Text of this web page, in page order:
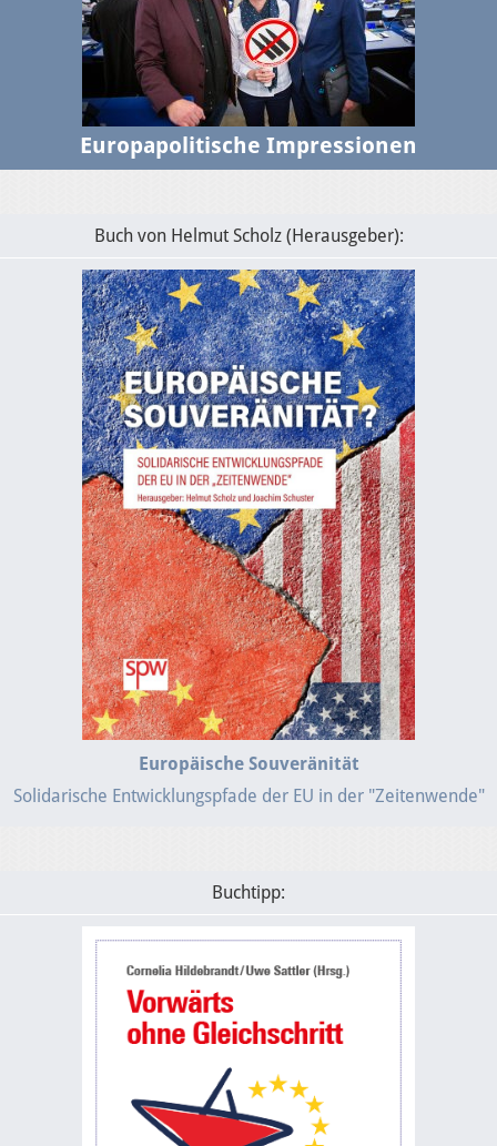
Europapolitische Impressionen
Buch von Helmut Scholz (Herausgeber):
Europäische Souveränität
Solidarische Entwicklungspfade der EU in der "Zeitenwende"
Buchtipp: